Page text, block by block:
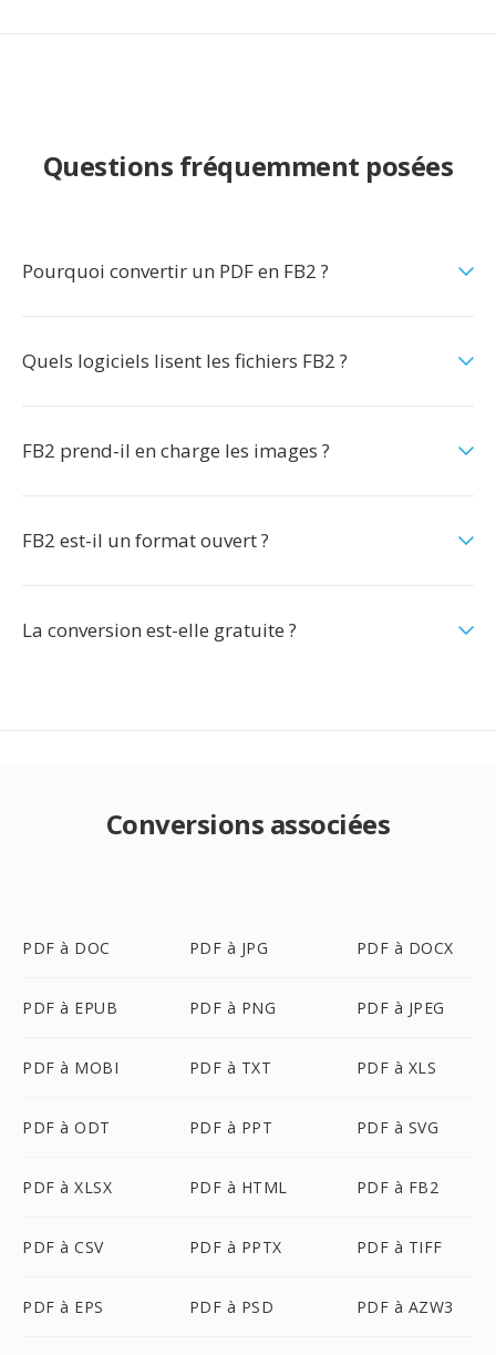
Questions fréquemment posées
Pourquoi convertir un PDF en FB2 ?
Quels logiciels lisent les fichiers FB2 ?
FB2 prend-il en charge les images ?
FB2 est-il un format ouvert ?
La conversion est-elle gratuite ?
Conversions associées
PDF à DOC PDF à JPG PDF à DOCX
PDF à EPUB PDF à PNG PDF à JPEG
PDF à MOBI PDF à TXT PDF à XLS
PDF à ODT PDF à PPT PDF à SVG
PDF à XLSX PDF à HTML PDF à FB2
PDF à CSV PDF à PPTX PDF à TIFF
PDF à EPS PDF à PSD PDF à AZW3